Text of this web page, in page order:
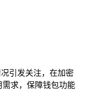
引发关注，在加密
求，保障钱包功能